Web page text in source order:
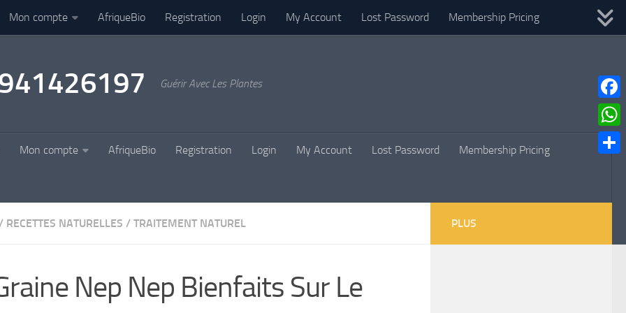
Mon compte AfriqueBio Registration Login My Account Lost Password Membership Pricing
Guérir Avec Les Plantes
Mon compte AfriqueBio Registration Login My Account Lost Password Membership Pricing
RECETTES NATURELLES / TRAITEMENT NATUREL
Nep Nep Bienfaits Sur Le
PLUS